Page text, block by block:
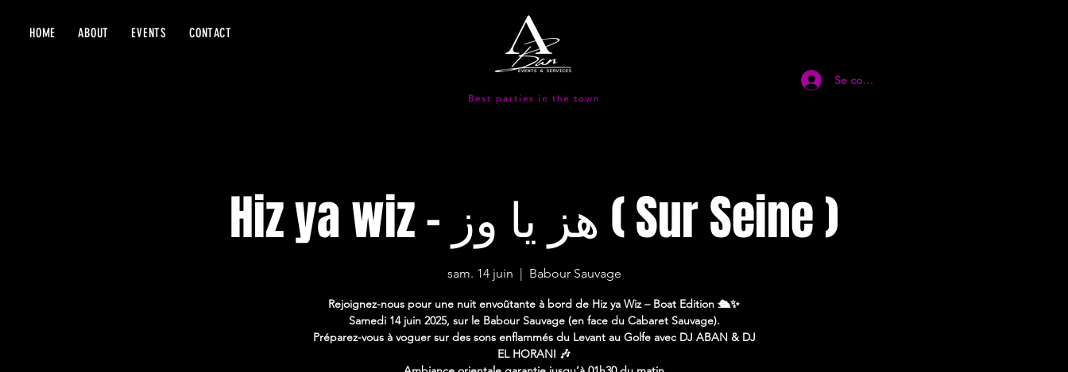
HOME ABOUT EVENTS CONTACT
Best parties in the town
Se connecter
Hiz ya wiz - هز يا وز ( Sur Seine )
sam. 14 juin
  |
Babour Sauvage
Rejoignez-nous pour une nuit envoûtante à bord de Hiz ya Wiz – Boat Edition 🛳️✨
Samedi 14 juin 2025, sur le Babour Sauvage (en face du Cabaret Sauvage).
Préparez-vous à voguer sur des sons enflammés du Levant au Golfe avec DJ ABAN & DJ
EL HORANI 🎶